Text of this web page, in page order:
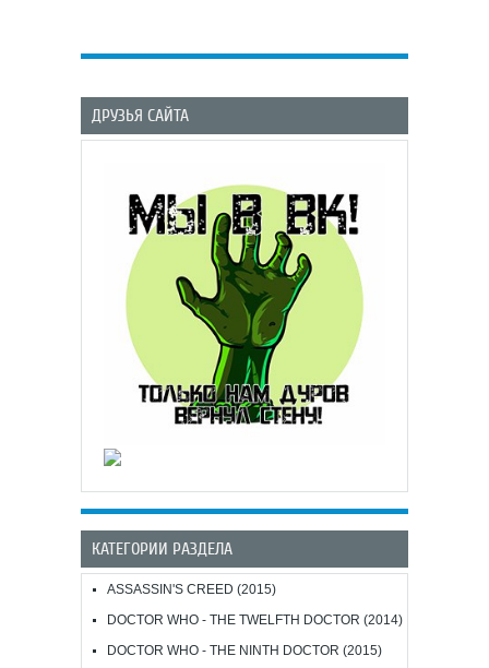
ДРУЗЬЯ САЙТА
КАТЕГОРИИ РАЗДЕЛА
ASSASSIN'S CREED (2015)
DOCTOR WHO - THE TWELFTH DOCTOR (2014)
DOCTOR WHO - THE NINTH DOCTOR (2015)